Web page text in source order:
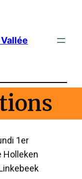
1er
Holleken